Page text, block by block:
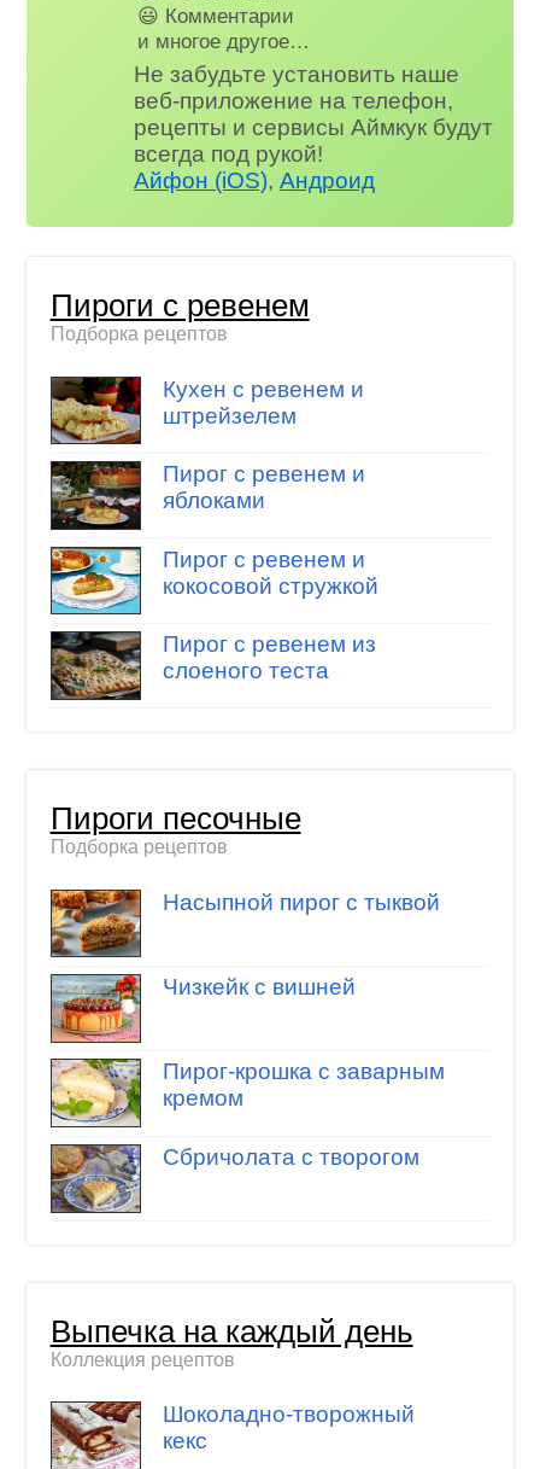
😃 Комментарии
и многое другое…
Не забудьте установить наше
веб-приложение на телефон,
рецепты и сервисы Аймкук будут
всегда под рукой!
Айфон (iOS),Андроид
Пироги с ревенем
Подборка рецептов
Кухен с ревенем и
штрейзелем
Пирог с ревенем и
яблоками
Пирог с ревенем и
кокосовой стружкой
Пирог с ревенем из
слоеного теста
Пироги песочные
Подборка рецептов
Насыпной пирог с тыквой
Чизкейк с вишней
Пирог-крошка с заварным
кремом
Сбричолата с творогом
Выпечка на каждый день
Коллекция рецептов
Шоколадно-творожный
кекс